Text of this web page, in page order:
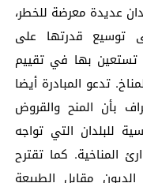
عديدة معرضة للخطر،
توسيع قدرتها على
تستعين بها في تقييم
تدعو المبادرة أيضا
بأن المنح والقروض
للبلدان التي تواجه
المناخية. كما تقترح
مقابل الطبيعة